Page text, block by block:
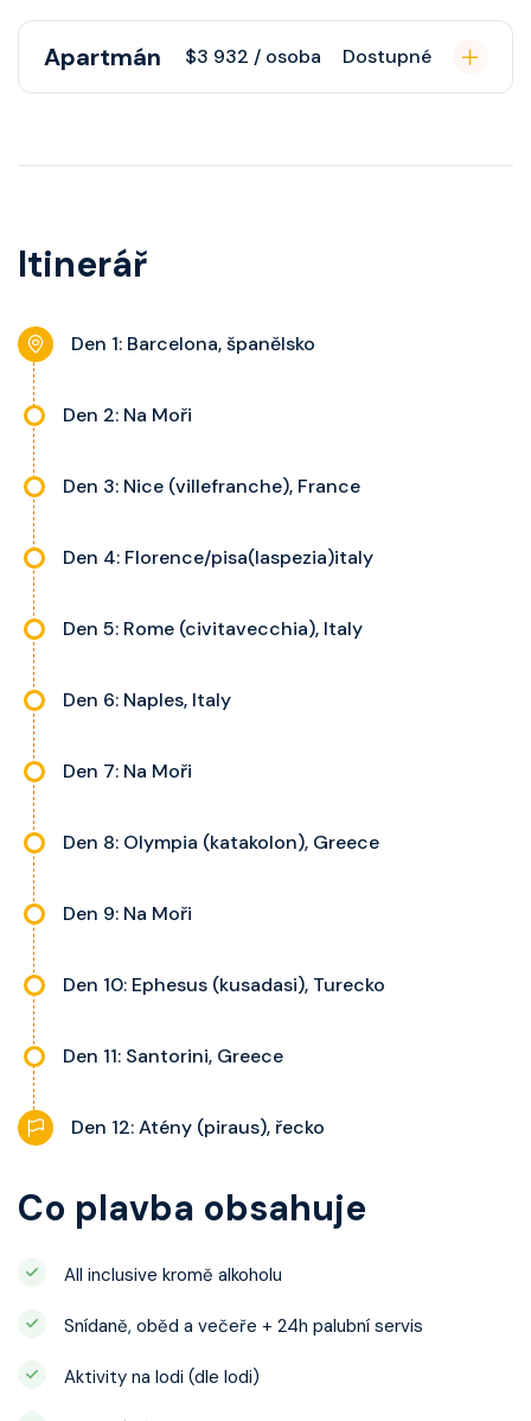
Apartmán $3 932 / osoba Dostupné
pohovku či více ložnicí podle
nastavitelnou klimatizaci,
noční stolky, trezor a balkon s
výhledem, velikost kajuty a balkonu
Itinerář
Den 1: Barcelona, španělsko
Den 2: Na Moři
Den 3: Nice (villefranche), France
Den 4: Florence/pisa(laspezia)italy
Den 5: Rome (civitavecchia), Italy
Den 6: Naples, Italy
Den 7: Na Moři
Den 8: Olympia (katakolon), Greece
Den 9: Na Moři
Den 10: Ephesus (kusadasi), Turecko
Den 11: Santorini, Greece
Den 12: Atény (piraus), řecko
Co plavba obsahuje
All inclusive kromě alkoholu
Snídaně, oběd a večeře + 24h palubní servis
Aktivity na lodi (dle lodi)